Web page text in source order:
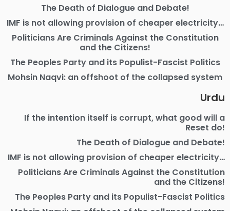
The Death of Dialogue and Debate!
IMF is not allowing provision of cheaper electricity…
Politicians Are Criminals Against the Constitution
and the Citizens!
The Peoples Party and its Populist-Fascist Politics
Mohsin Naqvi: an offshoot of the collapsed system
Urdu
If the intention itself is corrupt, what good will a
Reset do!
The Death of Dialogue and Debate!
IMF is not allowing provision of cheaper electricity…
Politicians Are Criminals Against the Constitution
and the Citizens!
The Peoples Party and its Populist-Fascist Politics